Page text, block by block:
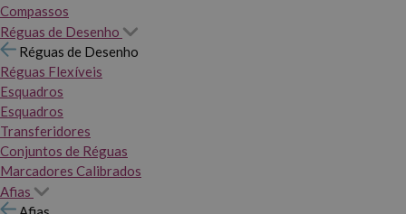
Compassos
Réguas de Desenho
Réguas de Desenho
Réguas Flexíveis
Esquadros
Esquadros
Transferidores
Conjuntos de Réguas
Marcadores Calibrados
Afias